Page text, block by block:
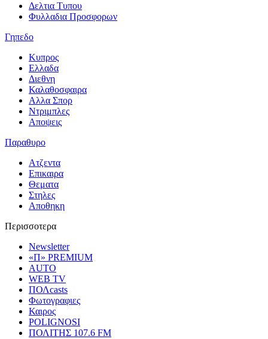
Δελτια Τυπου
Φυλλαδια Προσφορων
Γηπεδο
Κυπρος
Ελλαδα
Διεθνη
Καλαθοσφαιρα
Αλλα Σπορ
Ντριμπλες
Αποψεις
Παραθυρο
Ατζεντα
Επικαιρα
Θεματα
Στηλες
Αποθηκη
Περισσοτερα
Newsletter
«Π» PREMIUM
AUTO
WEB TV
ΠΟΛcasts
Φωτογραφιες
Καιρος
POLIGNOSI
ΠΟΛΙΤΗΣ 107.6 FM